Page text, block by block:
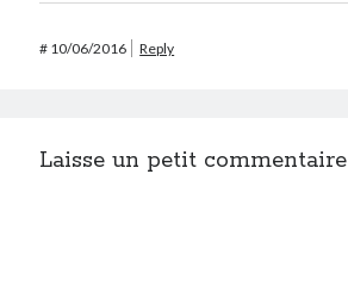
# 10/06/2016 Reply
Laisse un petit commentaire